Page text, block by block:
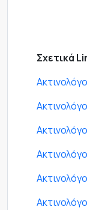
Σχετικά